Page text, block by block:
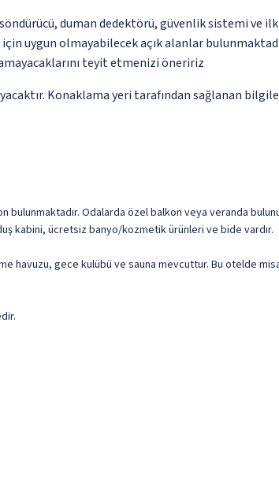
duman dedektörü, güvenlik sistemi ve
uygun olmayabilecek açık alanlar
teyit etmenizi öneririz
Konaklama yeri tarafından sağlanan
bulunmaktadır. Odalarda özel balkon veya veranda
kabini, ücretsiz banyo/kozmetik ürünleri ve bide vardır.
havuzu, gece kulübü ve sauna mevcuttur. Bu otelde